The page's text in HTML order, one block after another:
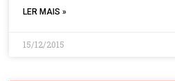
LER MAIS »
15/12/2015